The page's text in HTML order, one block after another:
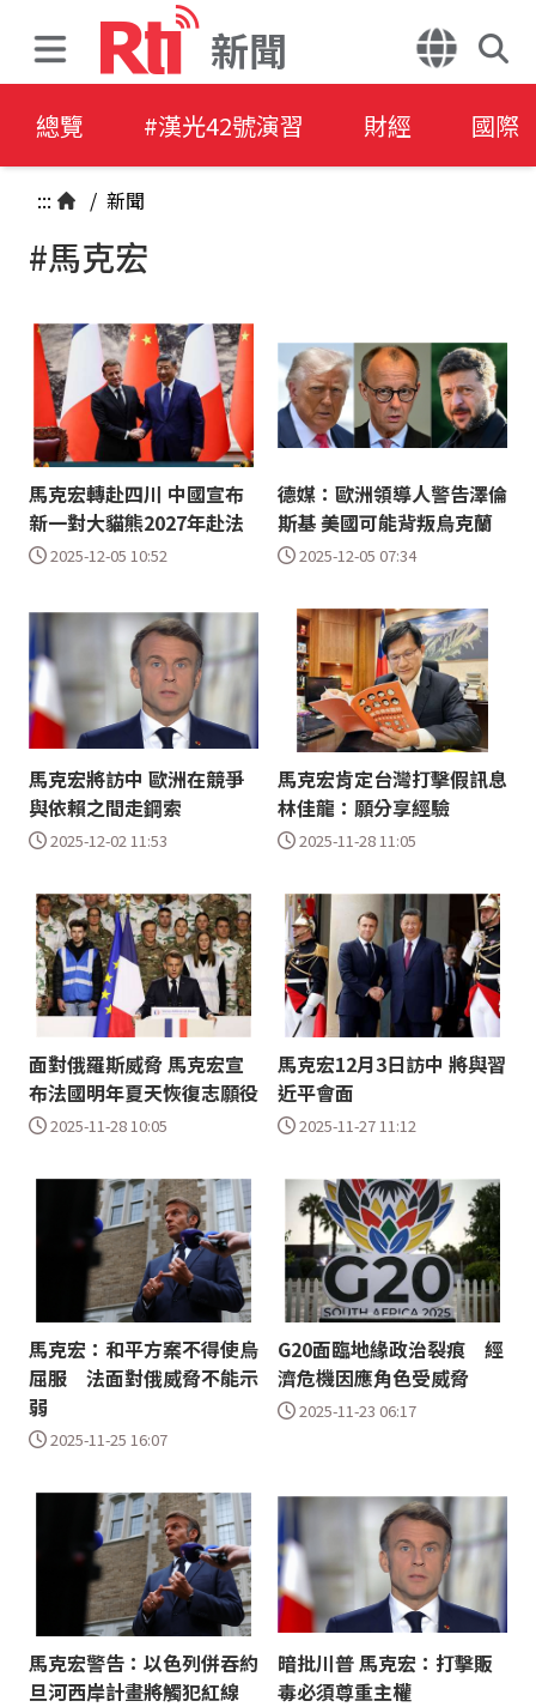
新聞
總覽 #漢光42號演習 財經 國際
::: / 新聞
#馬克宏
馬克宏轉赴四川 中國宣布
新一對大貓熊2027年赴法
2025-12-05 10:52
德媒：歐洲領導人警告澤倫
斯基 美國可能背叛烏克蘭
2025-12-05 07:34
馬克宏將訪中 歐洲在競爭
與依賴之間走鋼索
2025-12-02 11:53
馬克宏肯定台灣打擊假訊息
林佳龍：願分享經驗
2025-11-28 11:05
面對俄羅斯威脅 馬克宏宣
布法國明年夏天恢復志願役
2025-11-28 10:05
馬克宏12月3日訪中 將與習
近平會面
2025-11-27 11:12
馬克宏：和平方案不得使烏
屈服 法面對俄威脅不能示
弱
2025-11-25 16:07
G20面臨地緣政治裂痕 經
濟危機因應角色受威脅
2025-11-23 06:17
馬克宏警告：以色列併吞約
旦河西岸計畫將觸犯紅線
暗批川普 馬克宏：打擊販
毒必須尊重主權